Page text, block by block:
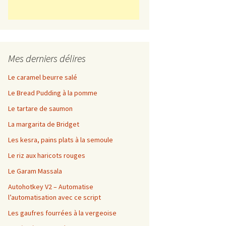
Mes derniers délires
Le caramel beurre salé
Le Bread Pudding à la pomme
Le tartare de saumon
La margarita de Bridget
Les kesra, pains plats à la semoule
Le riz aux haricots rouges
Le Garam Massala
Autohotkey V2 – Automatise
l’automatisation avec ce script
Les gaufres fourrées à la vergeoise